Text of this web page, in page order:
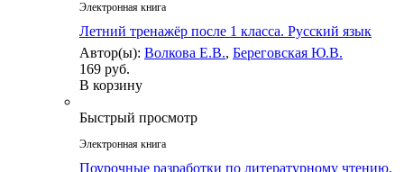
Электронная книга
Летний тренажёр после 1 класса. Русский язык
Автор(ы): Волкова Е.В., Береговская Ю.В.
169 руб.
В корзину
Быстрый просмотр
Электронная книга
Поурочные разработки по литературному чтению.